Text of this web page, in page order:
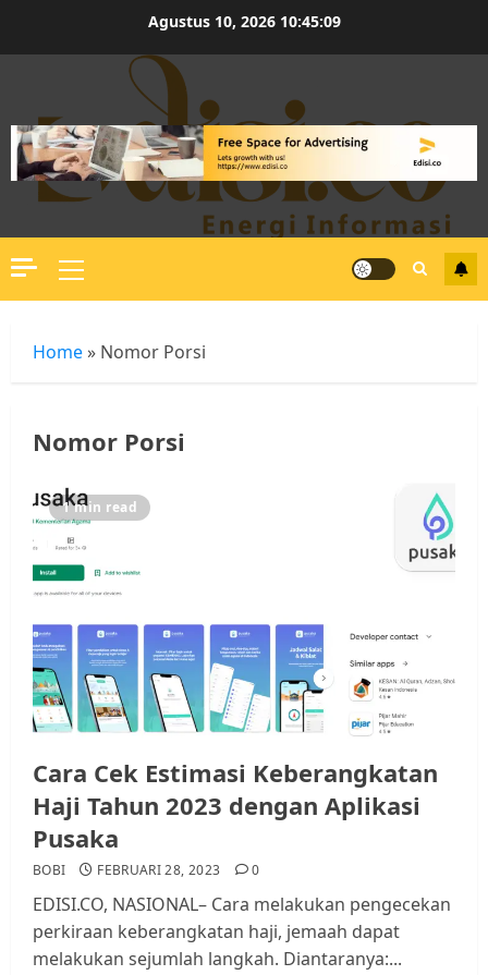
Agustus 10, 2026 10:45:10
Primary
Menu
Home » Nomor Porsi
Nomor Porsi
1 min read
Cara Cek Estimasi Keberangkatan
Haji Tahun 2023 dengan Aplikasi
Pusaka
BOBI FEBRUARI 28, 2023 0
EDISI.CO, NASIONAL– Cara melakukan pengecekan
perkiraan keberangkatan haji, jemaah dapat
melakukan sejumlah langkah. Diantaranya:...
3
Kader Pajak jadi Penghubung
Pemerintah dan Masyarakat di
Datangi Pemko Batam, Warga
Rempang Protes Lahan Mereka
JULI 21, 2026 0
5
Warga Rempang Ajukan
Batam, Soroti Aktivitas yang
Resahkan Warga
JULI 17, 2026 0